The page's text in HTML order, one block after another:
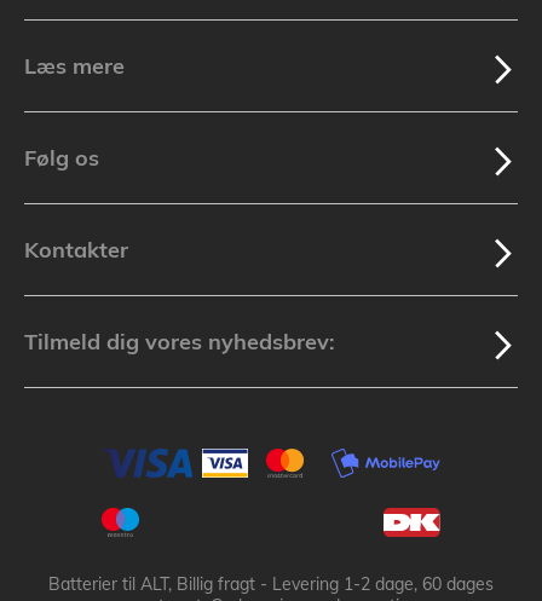
Læs mere
Følg os
Kontakter
Tilmeld dig vores nyhedsbrev:
Batterier til ALT, Billig fragt - Levering 1-2 dage, 60 dages